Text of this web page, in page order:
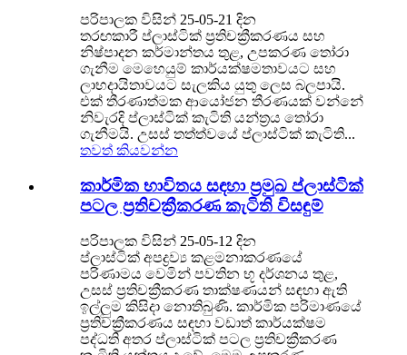
පරිපාලක විසින් 25-05-21 දින
තරඟකාරී ප්ලාස්ටික් ප්‍රතිචක්‍රීකරණය සහ
නිෂ්පාදන කර්මාන්තය තුළ, උපකරණ තෝරා
ගැනීම මෙහෙයුම් කාර්යක්ෂමතාවයට සහ
ලාභදායිතාවයට සැලකිය යුතු ලෙස බලපායි.
එක් තීරණාත්මක ආයෝජන තීරණයක් වන්නේ
නිවැරදි ප්ලාස්ටික් කැටිති යන්ත්‍රය තෝරා
ගැනීමයි. උසස් තත්ත්වයේ ප්ලාස්ටික් කැටිති...
තවත් කියවන්න
කාර්මික භාවිතය සඳහා ප්‍රමුඛ ප්ලාස්ටික්
පටල ප්‍රතිචක්‍රීකරණ කැටිති විසඳුම්
පරිපාලක විසින් 25-05-12 දින
ප්ලාස්ටික් අපද්‍රව්‍ය කළමනාකරණයේ
පරිණාමය වෙමින් පවතින භූ දර්ශනය තුළ,
උසස් ප්‍රතිචක්‍රීකරණ තාක්ෂණයන් සඳහා ඇති
ඉල්ලුම කිසිදා නොතිබුණි. කාර්මික පරිමාණයේ
ප්‍රතිචක්‍රීකරණය සඳහා වඩාත් කාර්යක්ෂම
පද්ධති අතර ප්ලාස්ටික් පටල ප්‍රතිචක්‍රීකරණ